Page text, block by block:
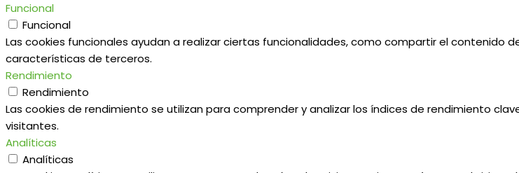
Funcional
Funcional
Las cookies funcionales ayudan a realizar ciertas funcionalidades, como compartir el
características de terceros.
Rendimiento
Rendimiento
Las cookies de rendimiento se utilizan para comprender y analizar los índices de rendimiento
visitantes.
Analíticas
Analíticas